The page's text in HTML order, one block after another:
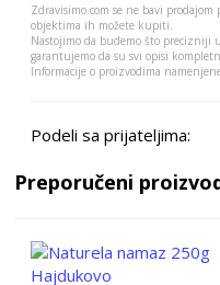
Zdravisimo.com se ne bavi
objektima ih možete kupiti.
Nastojimo da budemo što precizniji
garantujemo da su svi opisi
Informacije o proizvodima
Podeli sa prijateljima:
Preporučeni